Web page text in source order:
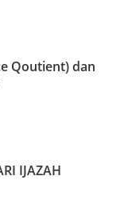
Qoutient) dan
IJAZAH